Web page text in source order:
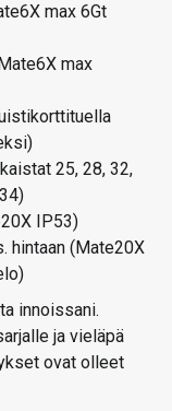
max 6Gt
max
25, 28, 32,
IP53)
hintaan (Mate20X
innoissani.
ja vieläpä
ovat olleet